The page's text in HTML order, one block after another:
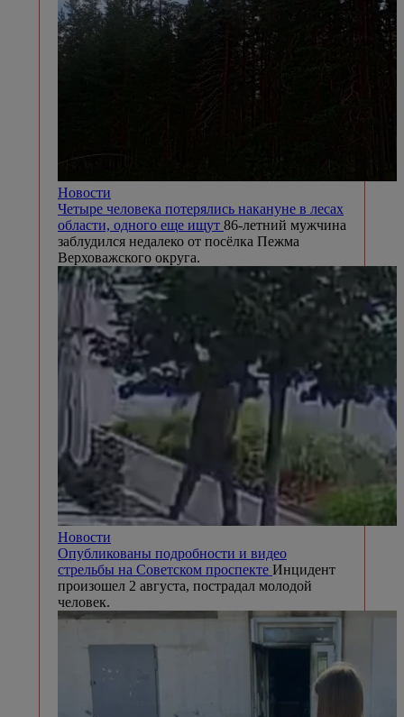
Новости
Четыре человека потерялись накануне в лесах
области, одного еще ищут 86-летний мужчина
заблудился недалеко от посёлка Пежма
Верховажского округа.
Новости
Опубликованы подробности и видео
стрельбы на Советском проспекте Инцидент
произошел 2 августа, пострадал молодой
человек.